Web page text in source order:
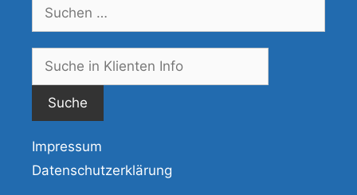
Suchen
nach:
Impressum
Datenschutzerklärung